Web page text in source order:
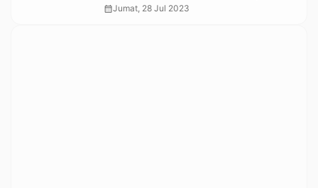
Dibangun
calendar_monthJumat, 28 Jul 2023